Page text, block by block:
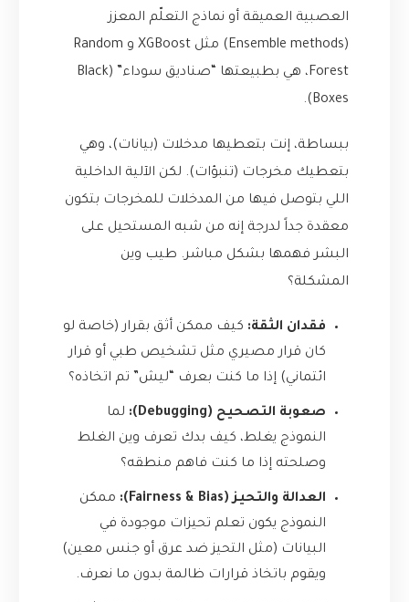
العصبية العميقة أو نماذج التعلّم المعزز
(Ensemble methods) مثل XGBoost و Random
Forest، هي بطبيعتها “صناديق سوداء” (Black
Boxes).
ببساطة، إنت بتعطيها مدخلات (بيانات)، وهي
بتعطيك مخرجات (تنبؤات). لكن الآلية الداخلية
اللي بتوصل فيها من المدخلات للمخرجات بتكون
معقدة جداً لدرجة إنه من شبه المستحيل على
البشر فهمها بشكل مباشر. طيب وين
المشكلة؟
فقدان الثقة: كيف ممكن أثق بقرار (خاصة لو
كان قرار مصيري مثل تشخيص طبي أو قرار
ائتماني) إذا ما كنت بعرف “ليش” تم اتخاذه؟
صعوبة التصحيح (Debugging):
لما
النموذج يغلط، كيف بدك تعرف وين الغلط
وصلحته إذا ما كنت فاهم منطقه؟
العدالة والتحيز (Fairness & Bias):
ممكن
النموذج يكون تعلم تحيزات موجودة في
البيانات (مثل التحيز ضد عرق أو جنس معين)
ويقوم باتخاذ قرارات ظالمة بدون ما نعرف.